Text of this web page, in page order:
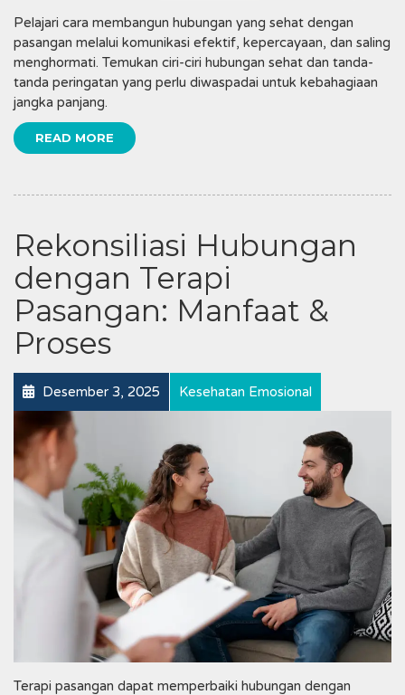
Pelajari cara membangun hubungan yang sehat dengan
pasangan melalui komunikasi efektif, kepercayaan, dan saling
menghormati. Temukan ciri-ciri hubungan sehat dan tanda-
tanda peringatan yang perlu diwaspadai untuk kebahagiaan
jangka panjang.
READ MORE
Rekonsiliasi Hubungan
dengan Terapi
Pasangan: Manfaat &
Proses
Desember 3, 2025 Kesehatan Emosional
Terapi pasangan dapat memperbaiki hubungan dengan